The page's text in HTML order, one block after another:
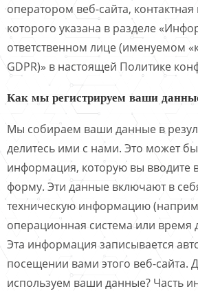
оператором веб-сайта,
которого указана в разделе
ответственном лице (именуемом
GDPR)» в настоящей Политике
Как мы регистрируем ваши
Мы собираем ваши данные в
делитесь ими с нами. Это может
информация, которую вы вводите
форму. Эти данные включают в
техническую информацию
операционная система или время
Эта информация записывается
посещении вами этого веб-сайта.
используем ваши данные? Часть